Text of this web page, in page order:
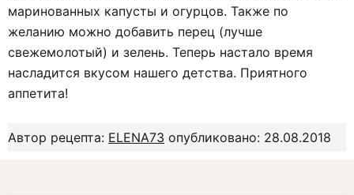
маринованных капусты и огурцов. Также по
желанию можно добавить перец (лучше
свежемолотый) и зелень. Теперь настало время
насладится вкусом нашего детства. Приятного
аппетита!
Автор рецепта: ELENA73 опубликовано: 28.08.2018